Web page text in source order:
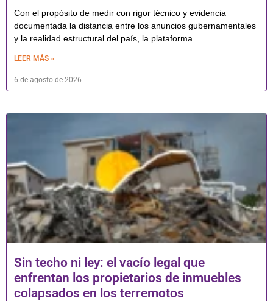
Con el propósito de medir con rigor técnico y evidencia
documentada la distancia entre los anuncios gubernamentales
y la realidad estructural del país, la plataforma
LEER MÁS »
6 de agosto de 2026
Sin techo ni ley: el vacío legal que
enfrentan los propietarios de inmuebles
colapsados en los terremotos